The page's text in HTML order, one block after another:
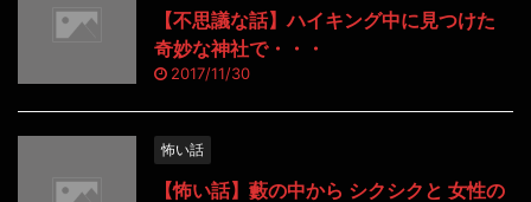
【不思議な話】ハイキング中に見つけた
奇妙な神社で・・・
2017/11/30
怖い話
【怖い話】藪の中から シクシクと 女性の